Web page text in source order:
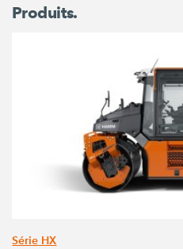
Produits.
Série HX